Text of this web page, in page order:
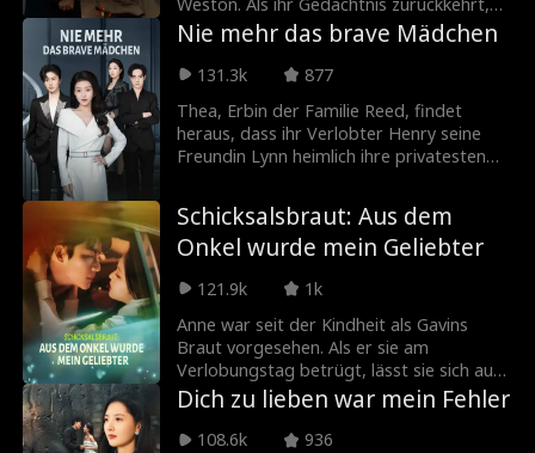
wird klar: Die Ehe sollte nur die
ihrer Familie verübt hat. Sie flieht zu
liebt. Gemeinsam holen sie sich ihr Leben
zurück und üben Rache.
Nie mehr das brave Mädchen
131.3k
877
Thea, Erbin der Familie Reed, findet
heraus, dass ihr Verlobter Henry seine
Freundin Lynn heimlich ihre privatesten
ihr vor, überzureagieren. Auf Druck seiner
Eltern gibt Thea ihm eine letzte Chance.
Doch Henry und seine Clique demütigen
heimlich den mächtigsten Mann der Stadt
geheiratet hat, und erkennt, dass er nur
eine Spielfigur der Grants ist, ist er am
Boden zerstört.
Schicksalsbraut: Aus dem
Onkel wurde mein Geliebter
121.9k
1k
Anne war seit der Kindheit als Gavins
Braut vorgesehen. Als er sie am
Verlobungstag betrügt, lässt sie sich auf
einen One-Night-Stand mit Robert ein
und wird drei Jahre lang seine heimliche
Geliebte. Sie ahnt nicht, dass Robert
Dich zu lieben war mein Fehler
108.6k
936